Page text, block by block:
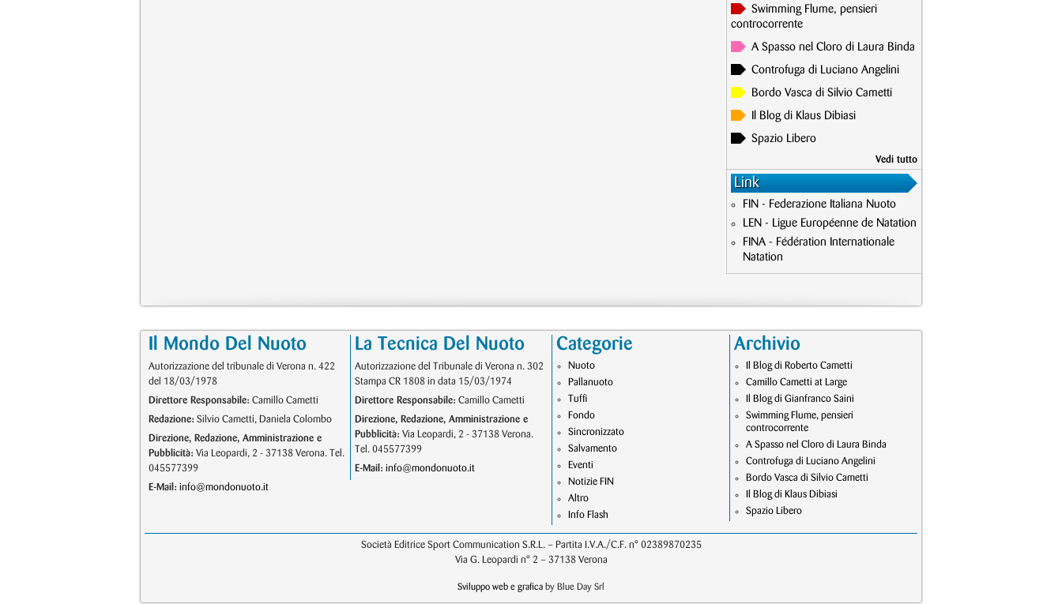
Swimming Flume, pensieri
controcorrente
A Spasso nel Cloro di Laura Binda
Controfuga di Luciano Angelini
Bordo Vasca di Silvio Cametti
Il Blog di Klaus Dibiasi
Spazio Libero
Vedi tutto
Link
FIN - Federazione Italiana Nuoto
LEN - Ligue Européenne de Natation
FINA - Fédération Internationale
Natation
Il Mondo Del Nuoto
Autorizzazione del tribunale di Verona n. 422
del 18/03/1978
Direttore Responsabile: Camillo Cametti
Redazione: Silvio Cametti, Daniela Colombo
Direzione, Redazione, Amministrazione e
Pubblicità: Via Leopardi, 2 - 37138 Verona. Tel.
045577399
E-Mail: info@mondonuoto.it
La Tecnica Del Nuoto
Autorizzazione del Tribunale di Verona n. 302
Stampa CR 1808 in data 15/03/1974
Direttore Responsabile: Camillo Cametti
Direzione, Redazione, Amministrazione e
Pubblicità: Via Leopardi, 2 - 37138 Verona.
Tel. 045577399
E-Mail: info@mondonuoto.it
Categorie
Nuoto
Pallanuoto
Tuffi
Fondo
Sincronizzato
Salvamento
Eventi
Notizie FIN
Altro
Info Flash
Archivio
Il Blog di Roberto Cametti
Camillo Cametti at Large
Il Blog di Gianfranco Saini
Swimming Flume, pensieri
controcorrente
A Spasso nel Cloro di Laura Binda
Controfuga di Luciano Angelini
Bordo Vasca di Silvio Cametti
Il Blog di Klaus Dibiasi
Spazio Libero
Società Editrice Sport Communication S.R.L. – Partita I.V.A./C.F. n° 02389870235
Via G. Leopardi n° 2 – 37138 Verona
Sviluppo web e grafica by Blue Day Srl